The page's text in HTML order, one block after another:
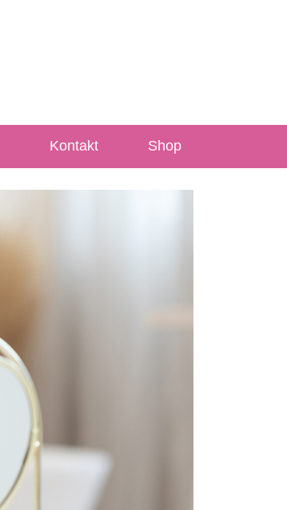
Kontakt Shop